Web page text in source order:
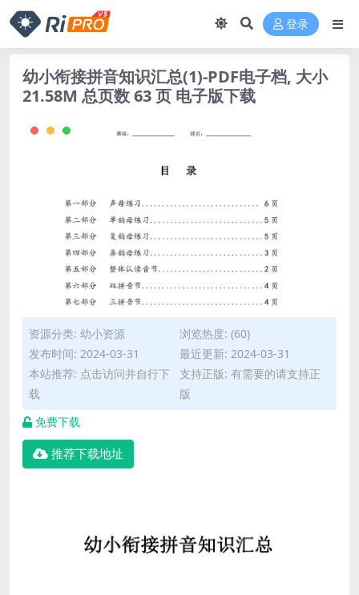
登录
幼小衔接拼音知识汇总(1)-PDF电子档, 大小
21.58M 总页数 63 页 电子版下载
资源分类: 幼小资源
浏览热度: (60)
发布时间: 2024-03-31
最近更新: 2024-03-31
本站推荐: 点击访问并自行下
载
支持正版: 有需要的请支持正
版
免费下载
推荐下载地址